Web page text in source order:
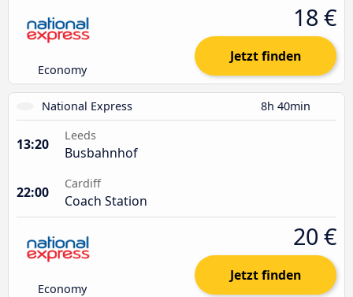
Economy
18 €
Jetzt finden
National Express 8h 40min
13:20
Leeds
Busbahnhof
22:00
Cardiff
Coach Station
Economy
20 €
Jetzt finden